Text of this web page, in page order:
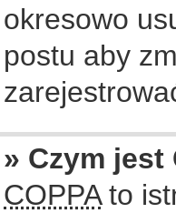
okresowo
postu aby
» Czym jest
COPPAto